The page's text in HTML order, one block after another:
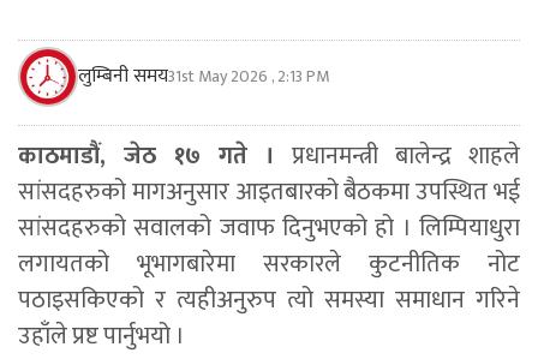
लुम्बिनी समय31st May 2026 , 2:13 PM
काठमाडौं, जेठ १७ गते । प्रधानमन्त्री बालेन्द्र शाहले
सांसदहरुको मागअनुसार आइतबारको बैठकमा उपस्थित भई
सांसदहरुको सवालको जवाफ दिनुभएको हो । लिम्पियाधुरा
लगायतको भूभागबारेमा सरकारले कुटनीतिक नोट
पठाइसकिएको र त्यहीअनुरुप त्यो समस्या समाधान गरिने
उहाँले प्रष्ट पार्नुभयो ।